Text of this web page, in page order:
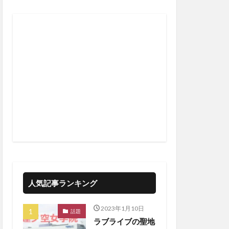
人気記事ランキング
話題 2023年1月10日
ラブライブの聖地